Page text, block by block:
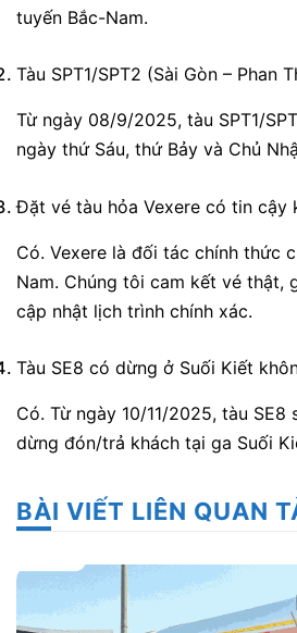
tuyến Bắc-Nam.
Tàu SPT1/SPT2 (Sài Gòn – Phan
Từ ngày 08/9/2025, tàu SPT1/
ngày thứ Sáu, thứ Bảy và Chủ
Đặt vé tàu hỏa Vexere có tin cậy
Có. Vexere là đối tác chính thức
Nam. Chúng tôi cam kết vé thật,
cập nhật lịch trình chính xác.
Tàu SE8 có dừng ở Suối Kiết
Có. Từ ngày 10/11/2025, tàu SE8
dừng đón/trả khách tại ga Suối
BÀI VIẾT LIÊN QUAN